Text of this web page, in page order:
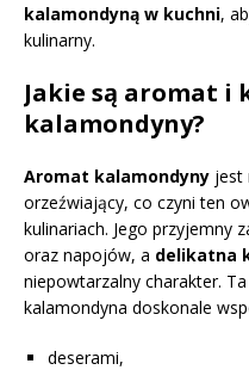
kalamondyną w kuchni,
kulinarny.
Jakie są aromat i
kalamondyny?
Aromat kalamondyny jest
orzeźwiający, co czyni ten
kulinariach. Jego przyjemny
oraz napojów, a delikatna
niepowtarzalny charakter.
kalamondyna doskonale
deserami,